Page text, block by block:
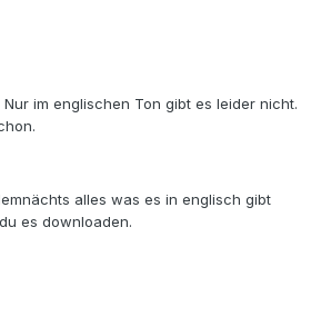
im englischen Ton gibt es leider nicht.
alles was es in englisch gibt
es downloaden.